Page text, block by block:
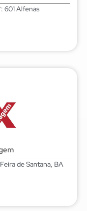
601 Alfenas
de Santana, BA